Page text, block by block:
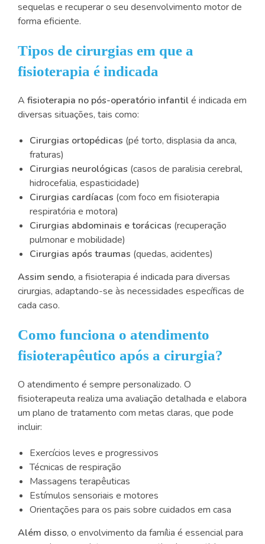
sequelas e recuperar o seu desenvolvimento motor de
forma eficiente.
Tipos de cirurgias em que a
fisioterapia é indicada
A fisioterapia no pós-operatório infantilé indicada em
diversas situações, tais como:
Cirurgias ortopédicas (pé torto, displasia da anca,
fraturas)
Cirurgias neurológicas (casos de paralisia cerebral,
hidrocefalia, espasticidade)
Cirurgias cardíacas (com foco em fisioterapia
respiratória e motora)
Cirurgias abdominais e torácicas (recuperação
pulmonar e mobilidade)
Cirurgias após traumas (quedas, acidentes)
Assim sendo, a fisioterapia é indicada para diversas
cirurgias, adaptando-se às necessidades específicas de
cada caso.
Como funciona o atendimento
fisioterapêutico após a cirurgia?
O atendimento é sempre personalizado. O
fisioterapeuta realiza uma avaliação detalhada e elabora
um plano de tratamento com metas claras, que pode
incluir:
Exercícios leves e progressivos
Técnicas de respiração
Massagens terapêuticas
Estímulos sensoriais e motores
Orientações para os pais sobre cuidados em casa
Além disso, o envolvimento da família é essencial para